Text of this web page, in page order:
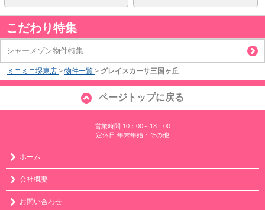
こだわり特集
シャーメゾン物件特集
ミニミニ堺東店 > 物件一覧 > グレイスカーサ三国ヶ丘
ページトップに戻る
営業時間:10：00～18：00
定休日:年末年始・その他
ホーム
会社概要
お問い合わせ